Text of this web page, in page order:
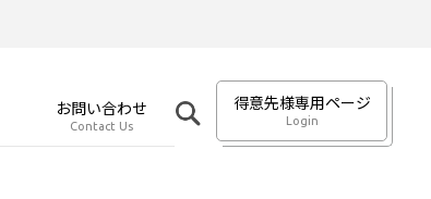
お問い合わせ
Contact Us
得意先様専用ページ
Login